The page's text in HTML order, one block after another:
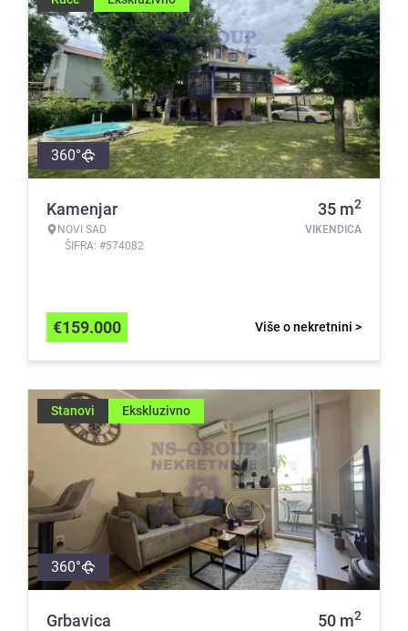
360°
Kamenjar
NOVI SAD
ŠIFRA: #574082
35 m2
VIKENDICA
Više o nekretnini >
€159.000
Stanovi Ekskluzivno
360°
Grbavica 50 m2